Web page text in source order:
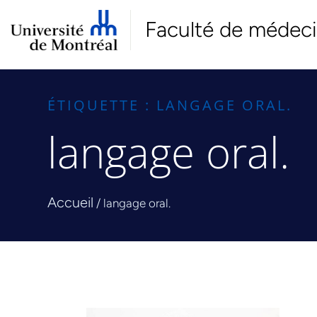
Faculté de
ÉTIQUETTE : LANGAGE ORAL.
langage oral.
Accueil / langage oral.